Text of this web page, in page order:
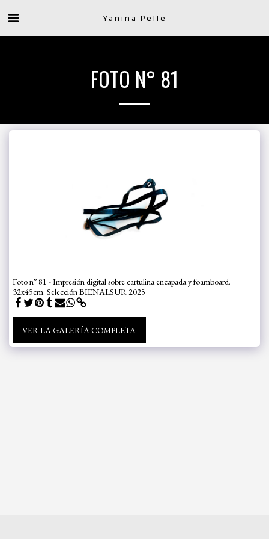
Yanina Pelle
FOTO N° 81
Foto n° 81 - Impresión digital sobre cartulina encapada y foamboard.
32x45cm. Selección BIENALSUR 2025
VER LA GALERÍA COMPLETA